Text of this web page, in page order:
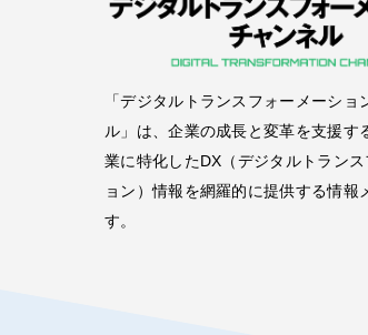
「デジタルトランスフォーメーショ
ル」は、企業の成長と変革を支援す
業に特化したDX（デジタルトラン
ョン）情報を網羅的に提供する情報
す。